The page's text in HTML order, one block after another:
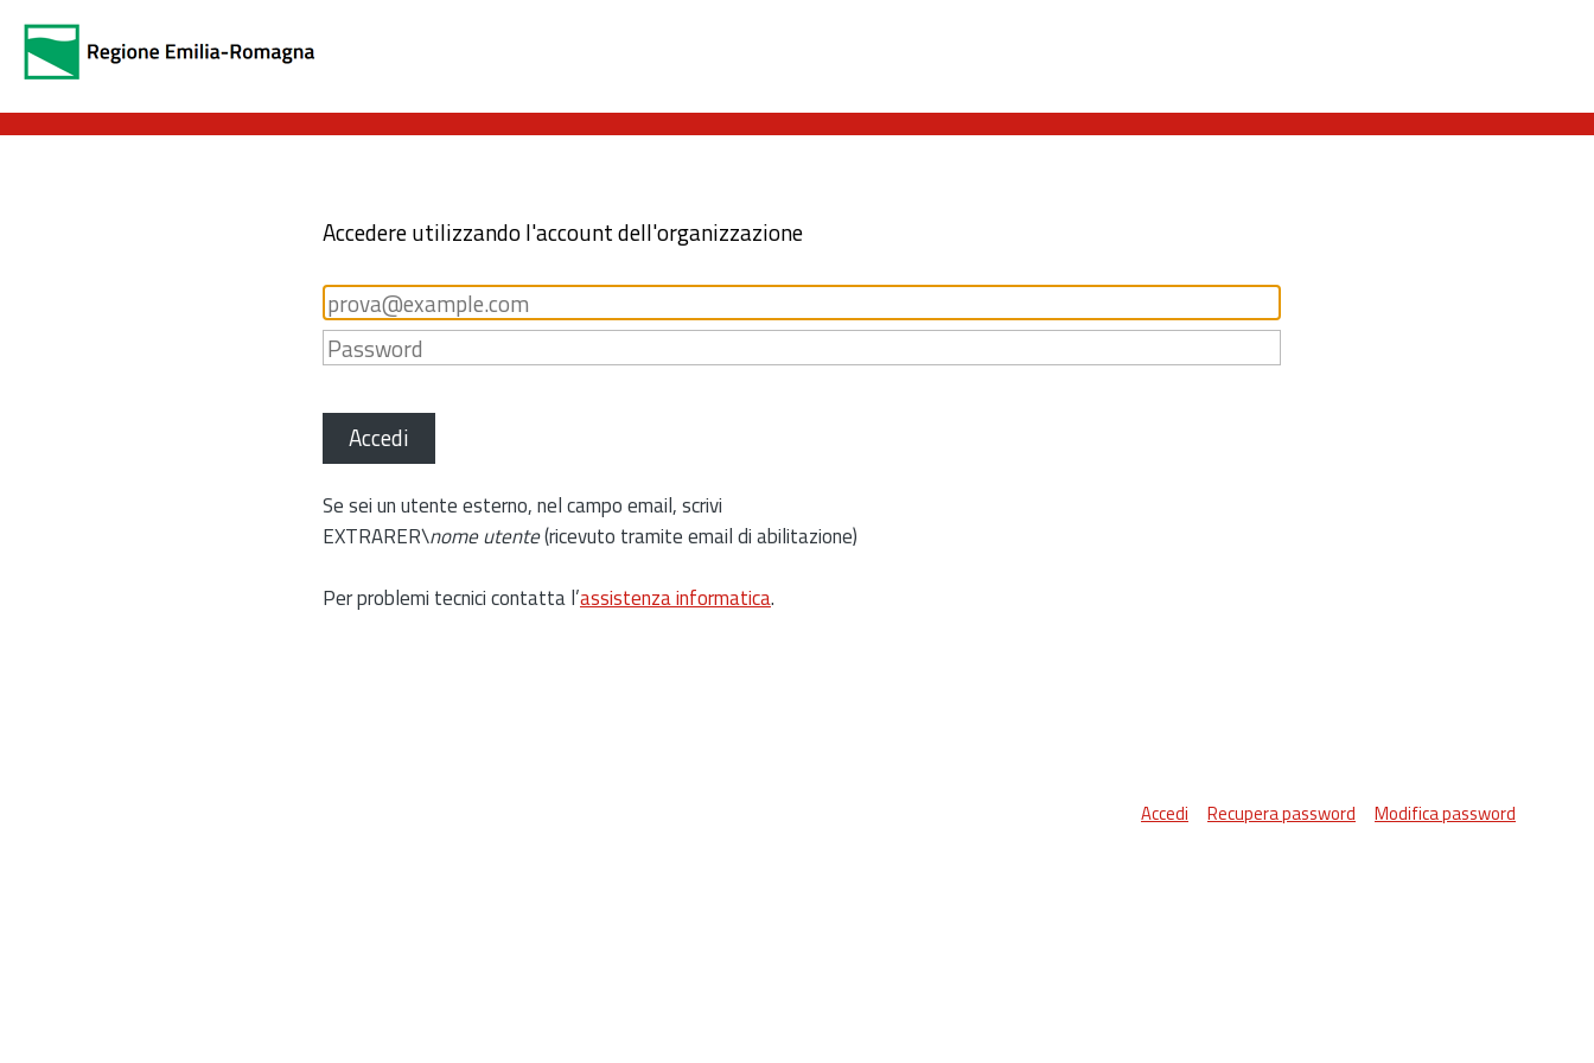
Accedere utilizzando l'account dell'organizzazione
Accedi
Se sei un utente esterno, nel campo email, scrivi
EXTRARER\nome utente(ricevuto tramite email di abilitazione)
Per problemi tecnici contatta l’assistenza informatica.
Accedi Recupera password Modifica password